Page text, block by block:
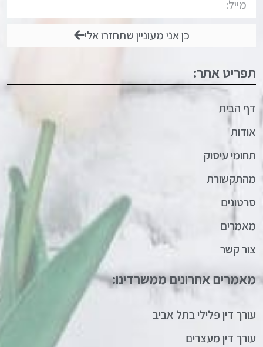
כן אני מעוניין שתחזרו אלי
תפריט אתר:
דף הבית
אודות
תחומי עיסוק
מהתקשורת
סרטונים
מאמרים
צור קשר
מאמרים אחרונים ממשרדינו:
עורך דין פלילי בתל אביב
עורך דין מעצרים